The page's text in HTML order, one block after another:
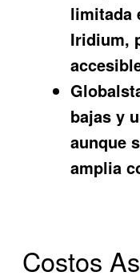
limitada
Iridium,
bajas y
aunque
amplia
Costos